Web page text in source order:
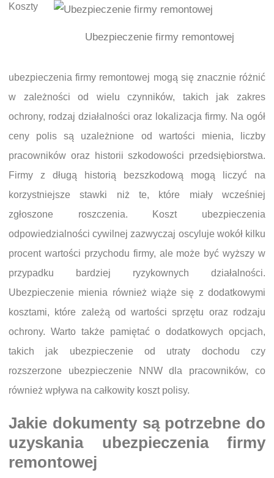
Ubezpieczenie firmy remontowej
Koszty
ubezpieczenia firmy remontowej mogą się znacznie różnić
w zależności od wielu czynników, takich jak zakres
ochrony, rodzaj działalności oraz lokalizacja firmy. Na ogół
ceny polis są uzależnione od wartości mienia, liczby
pracowników oraz historii szkodowości przedsiębiorstwa.
Firmy z długą historią bezszkodową mogą liczyć na
korzystniejsze stawki niż te, które miały wcześniej
zgłoszone roszczenia. Koszt ubezpieczenia
odpowiedzialności cywilnej zazwyczaj oscyluje wokół kilku
procent wartości przychodu firmy, ale może być wyższy w
przypadku bardziej ryzykownych działalności.
Ubezpieczenie mienia również wiąże się z dodatkowymi
kosztami, które zależą od wartości sprzętu oraz rodzaju
ochrony. Warto także pamiętać o dodatkowych opcjach,
takich jak ubezpieczenie od utraty dochodu czy
rozszerzone ubezpieczenie NNW dla pracowników, co
również wpływa na całkowity koszt polisy.
Jakie dokumenty są potrzebne do
uzyskania ubezpieczenia firmy
remontowej